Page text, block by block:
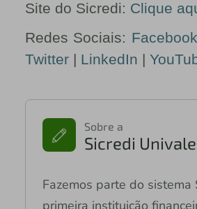
Site do Sicredi: Clique
Redes Sociais: Facebook
Twitter| LinkedIn |
Sobre a
Sicredi
Fazemos parte do sistema
primeira instituição